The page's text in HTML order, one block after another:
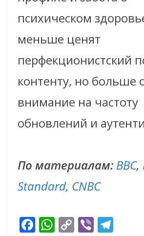
психическом
меньше ценят
перфекционистский
контенту, но больше
внимание на частоту
обновлений и
По материалам: BBC,
Standard, CNBC
F W C Vi